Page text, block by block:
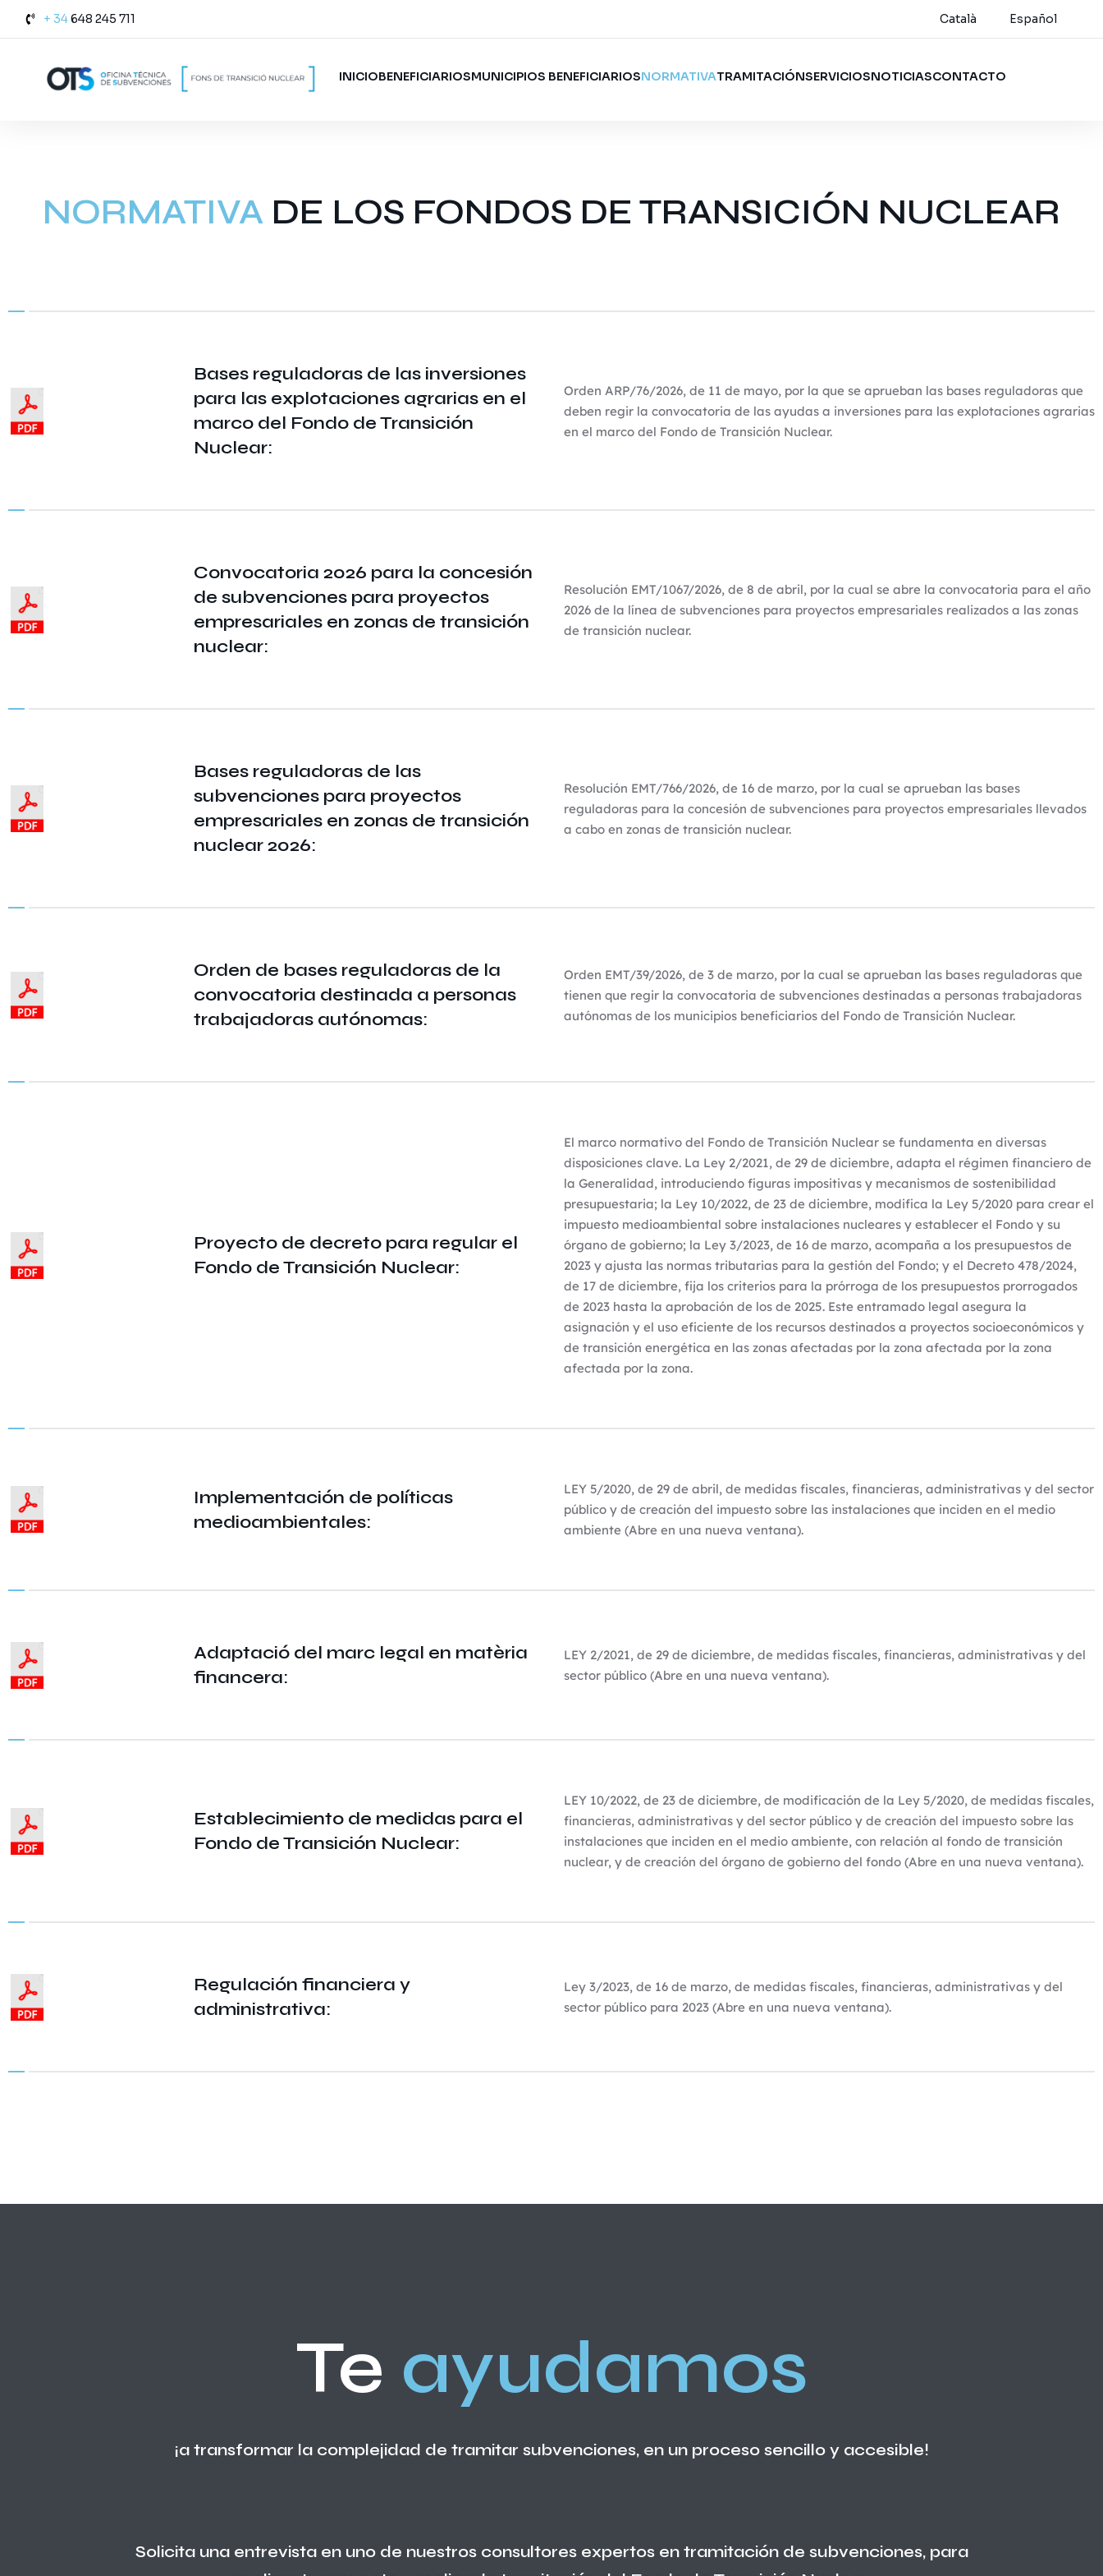
+ 34648 245 711 Català Español
INICIOBENEFICIARIOSMUNICIPIOS BENEFICIARIOSNORMATIVATRAMITACIÓNSERVICIOSNOTICIASCONTACTO
NORMATIVA DE LOS FONDOS DE TRANSICIÓN NUCLEAR
Bases reguladoras de las inversiones
para las explotaciones agrarias en el
marco del Fondo de Transición
Nuclear:
Orden ARP/76/2026, de 11 de mayo, por la que se aprueban las bases reguladoras que
deben regir la convocatoria de las ayudas a inversiones para las explotaciones agrarias
en el marco del Fondo de Transición Nuclear.
Convocatoria 2026 para la concesión
de subvenciones para proyectos
empresariales en zonas de transición
nuclear:
Resolución EMT/1067/2026, de 8 de abril, por la cual se abre la convocatoria para el año
2026 de la línea de subvenciones para proyectos empresariales realizados a las zonas
de transición nuclear.
Bases reguladoras de las
subvenciones para proyectos
empresariales en zonas de transición
nuclear 2026:
Resolución EMT/766/2026, de 16 de marzo, por la cual se aprueban las bases
reguladoras para la concesión de subvenciones para proyectos empresariales llevados
a cabo en zonas de transición nuclear.
Orden de bases reguladoras de la
convocatoria destinada a personas
trabajadoras autónomas:
Orden EMT/39/2026, de 3 de marzo, por la cual se aprueban las bases reguladoras que
tienen que regir la convocatoria de subvenciones destinadas a personas trabajadoras
autónomas de los municipios beneficiarios del Fondo de Transición Nuclear.
Proyecto de decreto para regular el
Fondo de Transición Nuclear:
El marco normativo del Fondo de Transición Nuclear se fundamenta en diversas
disposiciones clave. La Ley 2/2021, de 29 de diciembre, adapta el régimen financiero de
la Generalidad, introduciendo figuras impositivas y mecanismos de sostenibilidad
presupuestaria; la Ley 10/2022, de 23 de diciembre, modifica la Ley 5/2020 para crear el
impuesto medioambiental sobre instalaciones nucleares y establecer el Fondo y su
órgano de gobierno; la Ley 3/2023, de 16 de marzo, acompaña a los presupuestos de
2023 y ajusta las normas tributarias para la gestión del Fondo; y el Decreto 478/2024,
de 17 de diciembre, fija los criterios para la prórroga de los presupuestos prorrogados
de 2023 hasta la aprobación de los de 2025. Este entramado legal asegura la
asignación y el uso eficiente de los recursos destinados a proyectos socioeconómicos y
de transición energética en las zonas afectadas por la zona afectada por la zona
afectada por la zona.
Implementación de políticas
medioambientales:
LEY 5/2020, de 29 de abril, de medidas fiscales, financieras, administrativas y del sector
público y de creación del impuesto sobre las instalaciones que inciden en el medio
ambiente (Abre en una nueva ventana).
Adaptació del marc legal en matèria
financera:
LEY 2/2021, de 29 de diciembre, de medidas fiscales, financieras, administrativas y del
sector público (Abre en una nueva ventana).
Establecimiento de medidas para el
Fondo de Transición Nuclear:
LEY 10/2022, de 23 de diciembre, de modificación de la Ley 5/2020, de medidas fiscales,
financieras, administrativas y del sector público y de creación del impuesto sobre las
instalaciones que inciden en el medio ambiente, con relación al fondo de transición
nuclear, y de creación del órgano de gobierno del fondo (Abre en una nueva ventana).
Regulación financiera y
administrativa:
Ley 3/2023, de 16 de marzo, de medidas fiscales, financieras, administrativas y del
sector público para 2023 (Abre en una nueva ventana).
Te ayudamos
¡a transformar la complejidad de tramitar subvenciones, en un proceso sencillo y accesible!
Solicita una entrevista en uno de nuestros consultores expertos en tramitación de subvenciones, para